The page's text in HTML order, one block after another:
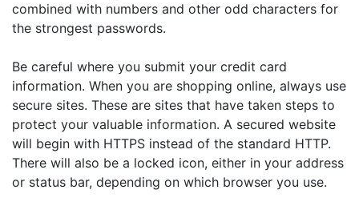
combined with numbers and other odd characters for
the strongest passwords.
Be careful where you submit your credit card
information. When you are shopping online, always use
secure sites. These are sites that have taken steps to
protect your valuable information. A secured website
will begin with HTTPS instead of the standard HTTP.
There will also be a locked icon, either in your address
or status bar, depending on which browser you use.